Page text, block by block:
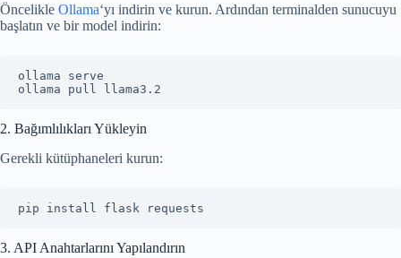
Öncelikle Ollama‘yı indirin ve kurun. Ardından terminalden sunucuyu
başlatın ve bir model indirin:
ollama serve
ollama pull llama3.2
2. Bağımlılıkları Yükleyin
Gerekli kütüphaneleri kurun:
pip install flask requests
3. API Anahtarlarını Yapılandırın